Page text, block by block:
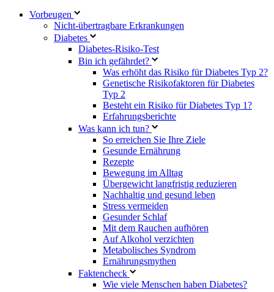
Vorbeugen
Nicht-übertragbare Erkrankungen
Diabetes
Diabetes-Risiko-Test
Bin ich gefährdet?
Was erhöht das Risiko für Diabetes Typ 2?
Genetische Risikofaktoren für Diabetes
Typ 2
Besteht ein Risiko für Diabetes Typ 1?
Erfahrungsberichte
Was kann ich tun?
So erreichen Sie Ihre Ziele
Gesunde Ernährung
Rezepte
Bewegung im Alltag
Übergewicht langfristig reduzieren
Nachhaltig und gesund leben
Stress vermeiden
Gesunder Schlaf
Mit dem Rauchen aufhören
Auf Alkohol verzichten
Metabolisches Syndrom
Ernährungsmythen
Faktencheck
Wie viele Menschen haben Diabetes?